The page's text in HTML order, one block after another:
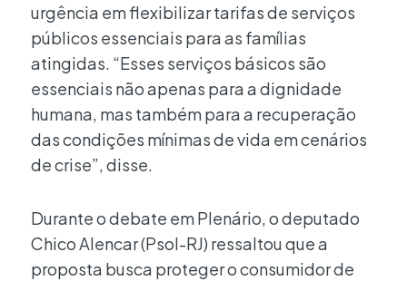
urgência em flexibilizar tarifas de serviços
públicos essenciais para as famílias
atingidas. “Esses serviços básicos são
essenciais não apenas para a dignidade
humana, mas também para a recuperação
das condições mínimas de vida em cenários
de crise”, disse.
Durante o debate em Plenário, o deputado
Chico Alencar (Psol-RJ) ressaltou que a
proposta busca proteger o consumidor de